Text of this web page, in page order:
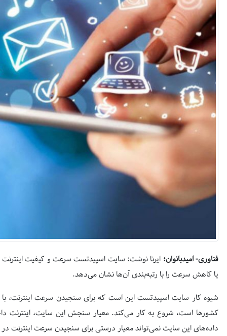
فناوری- امیدبانوان؛ ایرنا نوشت: سایت اسپیدتست سرعت و کیفیت
یا کاهش سرعت را با رتبه‌بندی آن‌ها نشان می‌دهد.
شیوه کار سایت اسپیدتست این است که برای سنجیدن سرعت
کشورها است، شروع به کار می‌کند. معیار سنجش این سایت، اینترنت
داده‌های این سایت نمی‌تواند معیار درستی برای سنجیدن سرعت اینترنت